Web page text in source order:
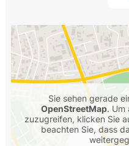
Sie sehen gerade
OpenStreetMap. Um
zuzugreifen, klicken Sie
beachten Sie, dass